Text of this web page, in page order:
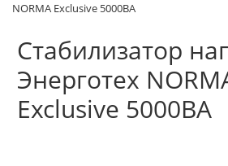
NORMA Exclusive 5000ВА
Стабилизатор
Энерготех
Exclusive 5000ВА